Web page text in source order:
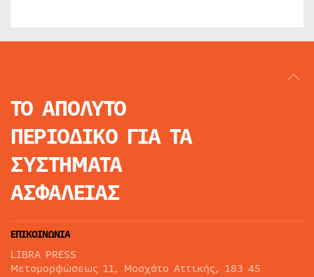
ΤΟ ΑΠΟΛΥΤΟ
ΠΕΡΙΟΔΙΚΟ ΓΙΑ ΤΑ
ΣΥΣΤΗΜΑΤΑ
ΑΣΦΑΛΕΙΑΣ
ΕΠΙΚΟΙΝΩΝΙΑ
LIBRA PRESS
Μεταμορφώσεως 11, Μοσχάτο Αττικής, 183 45